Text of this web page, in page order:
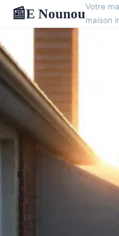
📰E NounouVotre
maison